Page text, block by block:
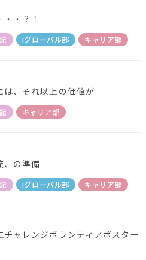
・？！
iグローバル部 キャリア部
は、それ以上の価値が
キャリア部
、の準備
iグローバル部 キャリア部
チャレンジボランティアポスター